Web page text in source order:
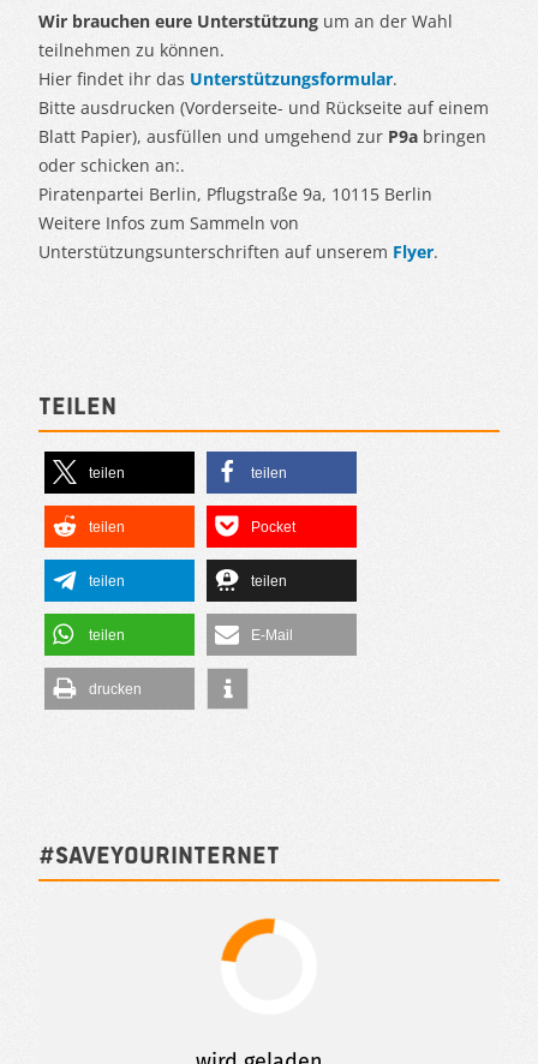
Wir brauchen eure Unterstützung um an der Wahl
teilnehmen zu können.
Hier findet ihr das Unterstützungsformular.
Bitte ausdrucken (Vorderseite- und Rückseite auf einem
Blatt Papier), ausfüllen und umgehend zur P9a bringen
oder schicken an:.
Piratenpartei Berlin, Pflugstraße 9a, 10115 Berlin
Weitere Infos zum Sammeln von
Unterstützungsunterschriften auf unserem Flyer.
Teilen
teilen teilen
teilen Pocket
teilen teilen
teilen E-Mail
drucken
#SAVEYOURINTERNET